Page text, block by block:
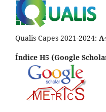
Qualis Capes 2021-2024:
Índice H5 (Google